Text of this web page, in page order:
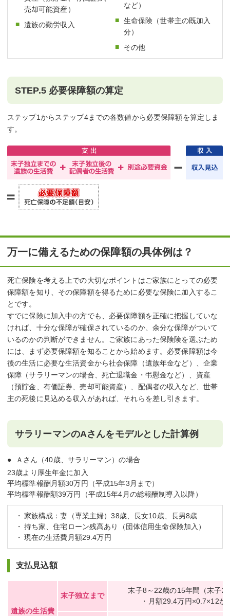
売却可能資産）
遺族の勤労収入
など）
生命保険（世帯主の既加入
分）
その他
STEP.5 必要保障額の算定
ステップ1からステップ4までの各数値から必要保障額を算定しま
す。
万一に備えるための保障額の具体例は？
死亡保険を考える上での大切なポイントはご家族にとっての必要
保障額を知り、その保障額を得るために必要な保険に加入するこ
とです。
すでに保険に加入中の方でも、必要保障額を正確に把握していな
ければ、十分な保障が確保されているのか、余分な保障がついて
いるのかの判断ができません。ご家族にあった保険険を選ぶため
には、まず必要保障額を知ることから始めます。必要保障額は今
後の生活に必要な生活資金から社会保障（遺族年金など）、企業
保障（サラリーマンの場合、死亡退職金・弔慰金など）、資産
（預貯金、有価証券、売却可能資産）、配偶者の収入など、世帯
主の死後に見込める収入があれば、それらを差し引きます。
サラリーマンのAさんをモデルとした計算例
Ａさん（40歳、サラリーマン）の場合
23歳より厚生年金に加入
平均標準報酬月額30万円（平成15年3月まで）
平均標準報酬額39万円（平成15年4月の総報酬制導入以降）
家族構成：妻（専業主婦）38歳、長女10歳、長男8歳
持ち家、住宅ローン残高あり（団体信用生命保険加入）
現在の生活費月額29.4万円
支払見込額
遺族の生活費
末子独立まで
末子8～22歳の15年間（末子
・月額29.4万円×0.7×12か